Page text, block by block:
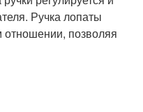
Ручка лопаты
позволяя